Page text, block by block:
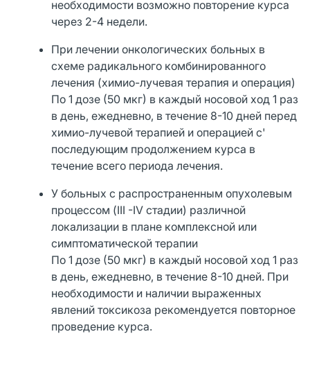
необходимости возможно повторение курса
через 2-4 недели.
При лечении онкологических больных в
схеме радикального комбинированного
лечения (химио-лучевая терапия и операция)
По 1 дозе (50 мкг) в каждый носовой ход 1 раз
в день, ежедневно, в течение 8-10 дней перед
химио-лучевой терапией и операцией с'
последующим продолжением курса в
течение всего периода лечения.
У больных с распространенным опухолевым
процессом (III -IV стадии) различной
локализации в плане комплексной или
симптоматической терапии
По 1 дозе (50 мкг) в каждый носовой ход 1 раз
в день, ежедневно, в течение 8-10 дней. При
необходимости и наличии выраженных
явлений токсикоза рекомендуется повторное
проведение курса.